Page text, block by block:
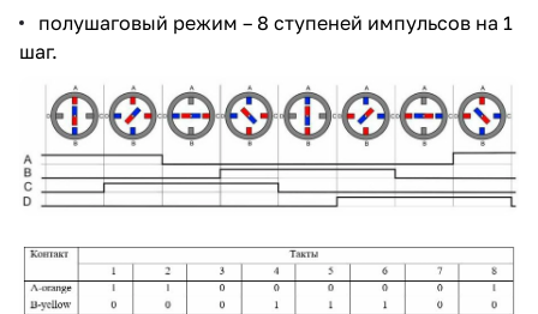
полушаговый режим – 8 ступеней импульсов на 1
шаг.